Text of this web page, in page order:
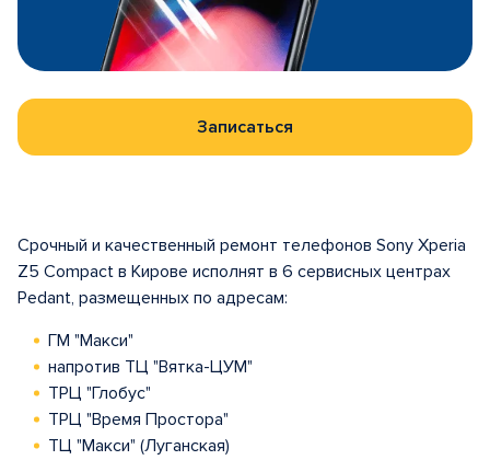
Записаться
Срочный и качественный ремонт телефонов Sony Xperia
Z5 Compact в Кирове исполнят в 6 сервисных центрах
Pedant, размещенных по адресам:
ГМ "Макси"
напротив ТЦ "Вятка-ЦУМ"
ТРЦ "Глобус"
ТРЦ "Время Простора"
ТЦ "Макси" (Луганская)